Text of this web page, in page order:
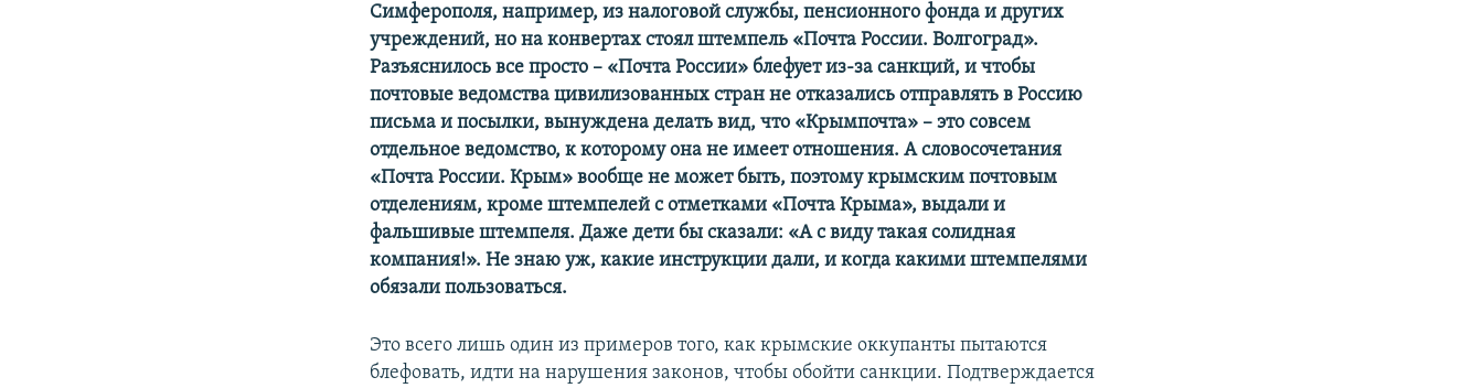
Симферополя, например, из налоговой службы, пенсионного фонда и других
учреждений, но на конвертах стоял штемпель «Почта России. Волгоград».
Разъяснилось все просто – «Почта России» блефует из-за санкций, и чтобы
почтовые ведомства цивилизованных стран не отказались отправлять в Россию
письма и посылки, вынуждена делать вид, что «Крымпочта» – это совсем
отдельное ведомство, к которому она не имеет отношения. А словосочетания
«Почта России. Крым» вообще не может быть, поэтому крымским почтовым
отделениям, кроме штемпелей с отметками «Почта Крыма», выдали и
фальшивые штемпеля. Даже дети бы сказали: «А с виду такая солидная
компания!». Не знаю уж, какие инструкции дали, и когда какими штемпелями
обязали пользоваться.
Это всего лишь один из примеров того, как крымские оккупанты пытаются
блефовать, идти на нарушения законов, чтобы обойти санкции. Подтверждается